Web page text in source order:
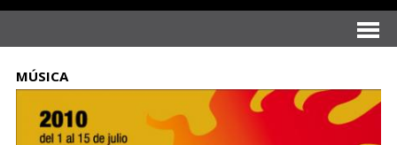
MÚSICA